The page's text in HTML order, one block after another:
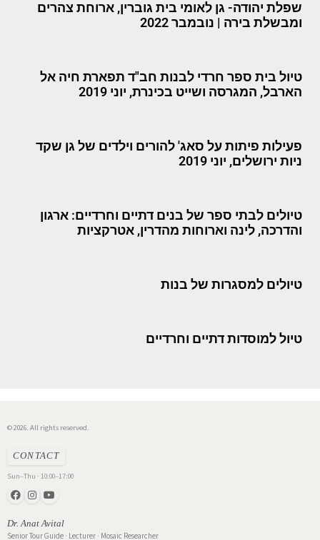
שפלת יהודה- גן לאומי בית גוברין, ארוחת צהרים
ומבשלת בירה | נובמבר 2022
טיול בית ספר חרדי לבנות חב"ד תפארת חיה אל
הארבל, המגרסה ושייט בכינרת, יוני 2019
פעילות פיתות על סאג' להורים וילדים של גן שקד
ניות ירושלים, יוני 2019
טיולים לבתי ספר של בנים דתיים וחרדיים: ארגון
והדרכה, לינה וארוחות מהדרין, אטרקציות
טיולים למסגרות של בנות
טיול למוסדות דתיים וחרדיים
© 2026. All rights reserved.
CONTACT
Sun–Thu · 10:00–17:00
Dr. Anat Avital
Senior Tour Guide · Lecturer · Mosaic Researcher